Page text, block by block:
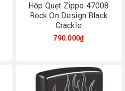
Hộp Quẹt Zippo 47008
Rock On Design Black
Crackle
790.000₫